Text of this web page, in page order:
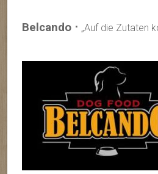
Belcando ⋅ „Auf die Zutaten